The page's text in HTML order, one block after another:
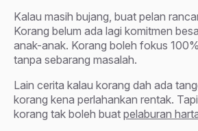
Kalau masih bujang, buat pelan
Korang belum ada lagi komitmen
anak-anak. Korang boleh fokus
tanpa sebarang masalah.
Lain cerita kalau korang dah ada
korang kena perlahankan rentak.
korang tak boleh buat pelaburan